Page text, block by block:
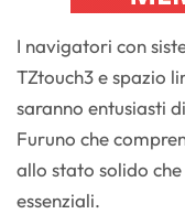
I navigatori con
TZtouch3 e spazio
saranno entusiasti
Furuno che
allo stato solido
essenziali.